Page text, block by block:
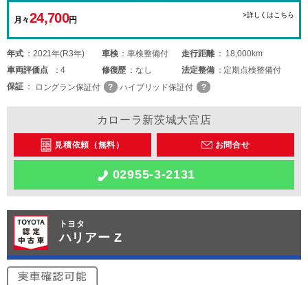
月々24,700円
>詳しくはこちら
年式 2021年(R3年) 車検 車検整備付 走行距離
18,000km
車両評価点 4 修復歴 なし 法定整備
定期点検整備付
保証
ロングラン保証付 ハイブリッド保証付
カローラ新茨城大宮店
見積依頼（無料） お問合せ
02955-3-2131
トヨタ
ハリアー Z